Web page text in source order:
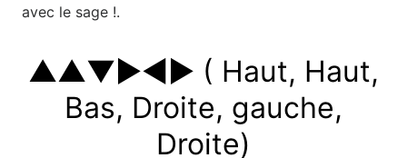
avec le sage !.
▲▲▼►◄► ( Haut, Haut,
Bas, Droite, gauche,
Droite)